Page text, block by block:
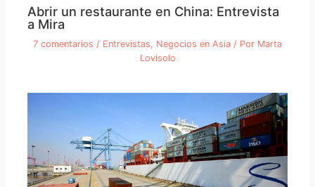
Abrir un restaurante en China: Entrevista
a Mira
7 comentarios / Entrevistas, Negocios en Asia / Por Marta
Lovisolo